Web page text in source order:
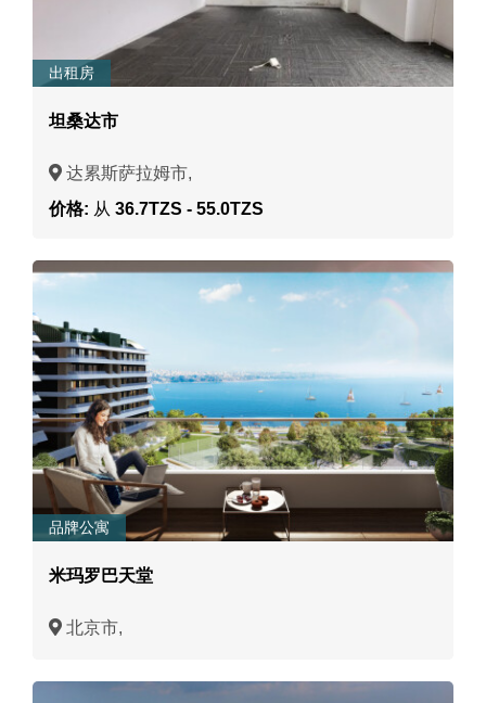
出租房
坦桑达市
达累斯萨拉姆市,
价格: 从 36.7TZS - 55.0TZS
品牌公寓
米玛罗巴天堂
北京市,